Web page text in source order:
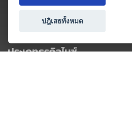
ประเภทธุรกิจไมซ์
ปฎิเสธทั้งหมด